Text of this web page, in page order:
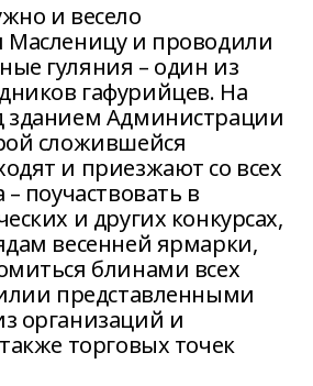
и весело
Масленицу и проводили
гуляния – один из
гафурийцев. На
зданием Администрации
сложившейся
и приезжают со всех
поучаствовать в
и других конкурсах,
весенней ярмарки,
блинами всех
представленными
организаций и
торговых точек